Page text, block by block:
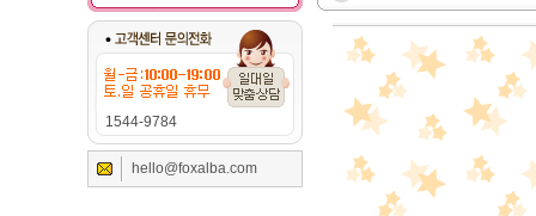
1544-9784
hello@foxalba.com